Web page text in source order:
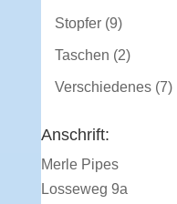
Stopfer 99
Produkte
Taschen 22
Produkte
Verschiedenes 77
Anschrift:
Merle Pipes
Losseweg 9a